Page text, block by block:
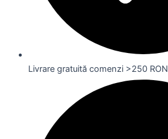
Livrare gratuită comenzi >250 RON